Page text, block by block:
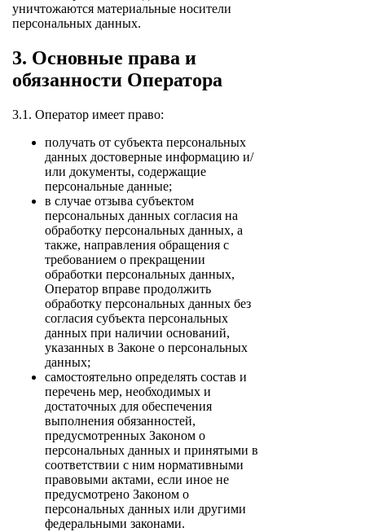
уничтожаются материальные носители
персональных данных.
3. Основные права и
обязанности Оператора
3.1. Оператор имеет право:
получать от субъекта персональных
данных достоверные информацию и/
или документы, содержащие
персональные данные;
в случае отзыва субъектом
персональных данных согласия на
обработку персональных данных, а
также, направления обращения с
требованием о прекращении
обработки персональных данных,
Оператор вправе продолжить
обработку персональных данных без
согласия субъекта персональных
данных при наличии оснований,
указанных в Законе о персональных
данных;
самостоятельно определять состав и
перечень мер, необходимых и
достаточных для обеспечения
выполнения обязанностей,
предусмотренных Законом о
персональных данных и принятыми в
соответствии с ним нормативными
правовыми актами, если иное не
предусмотрено Законом о
персональных данных или другими
федеральными законами.